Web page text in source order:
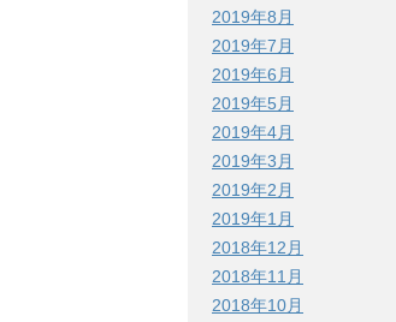
2019年8月
2019年7月
2019年6月
2019年5月
2019年4月
2019年3月
2019年2月
2019年1月
2018年12月
2018年11月
2018年10月